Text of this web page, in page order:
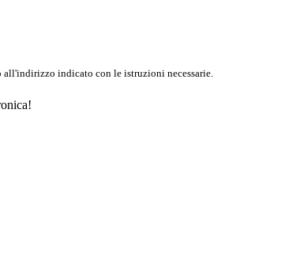
all'indirizzo indicato con le istruzioni necessarie.